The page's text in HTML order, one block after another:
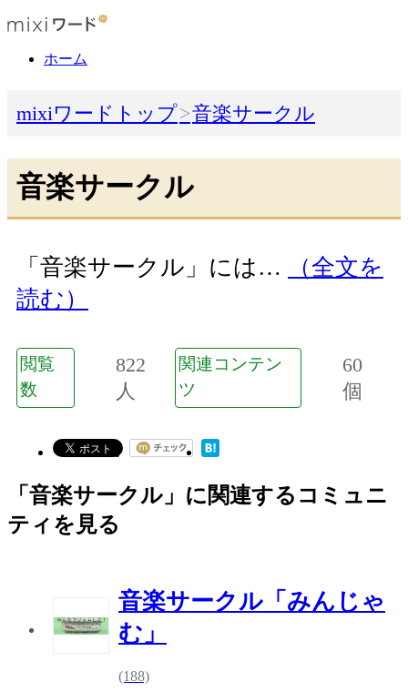
ホーム
mixiワードトップ 音楽サークル
音楽サークル
「音楽サークル」には…
（全文を
読む）
閲覧
数
822
人
関連コンテン
ツ
60
個
「音楽サークル」に関連するコミュニ
ティを見る
音楽サークル「みんじゃ
む」
(188)